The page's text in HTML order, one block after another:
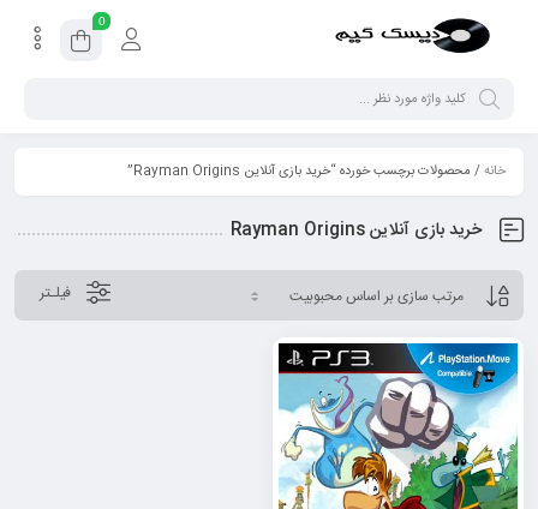
0
خانه/ محصولات برچسب خورده “خرید بازی آنلاین Rayman Origins”
خرید بازی آنلاین Rayman Origins
فیلـتر